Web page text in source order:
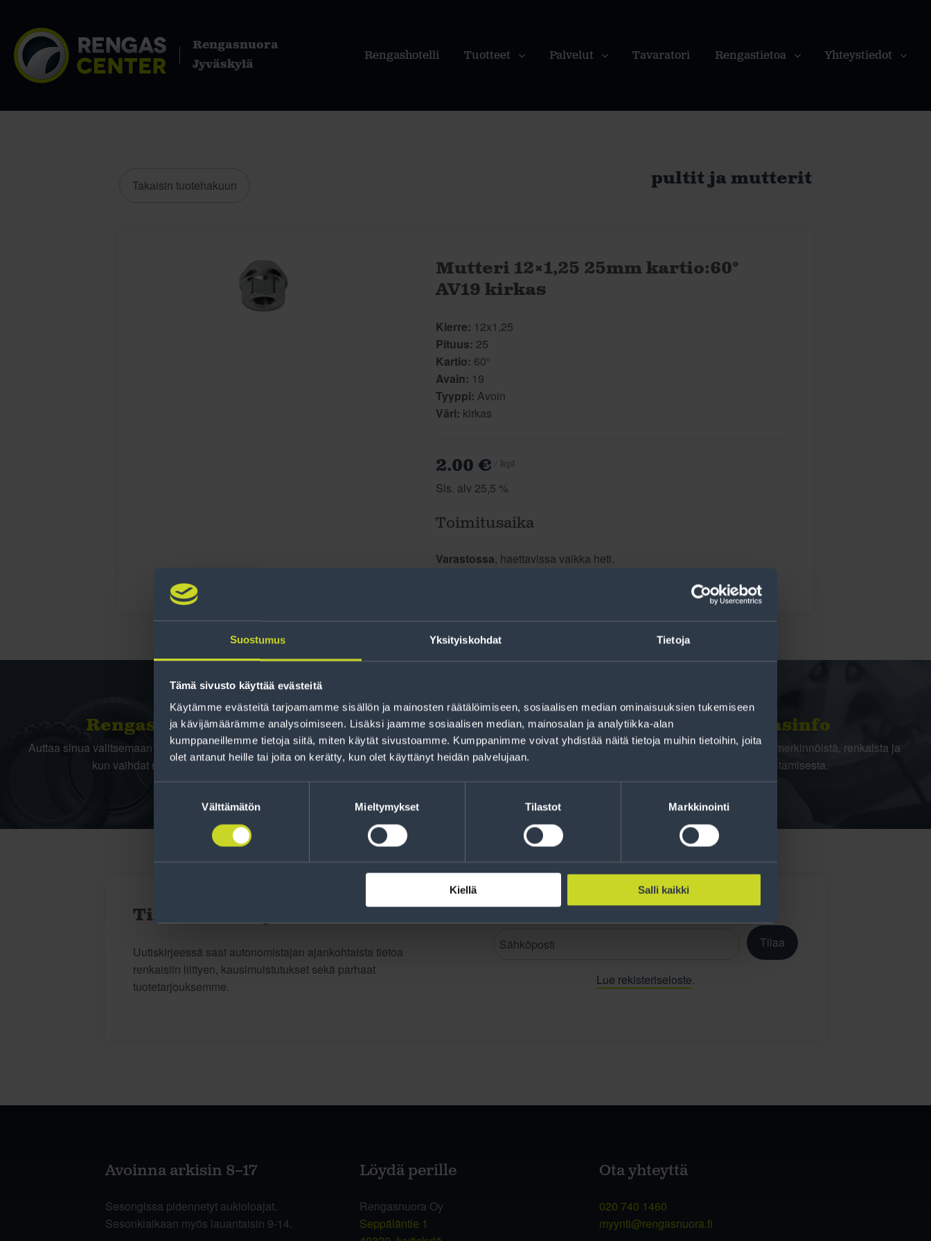
Suostumus Yksityiskohdat Tietoja
Tämä sivusto käyttää evästeitä
Käytämme evästeitä tarjoamamme sisällön ja mainosten räätälöimiseen, sosiaalisen median ominaisuuksien tukemiseen
ja kävijämäärämme analysoimiseen. Lisäksi jaamme sosiaalisen median, mainosalan ja analytiikka-alan
kumppaneillemme tietoja siitä, miten käytät sivustoamme. Kumppanimme voivat yhdistää näitä tietoja muihin tietoihin, joita
olet antanut heille tai joita on kerätty, kun olet käyttänyt heidän palvelujaan.
Välttämätön Mieltymykset Tilastot Markkinointi
Kiellä Salli kaikki
Rengasnuora
Jyväskylä
Rengashotelli Tuotteet Palvelut Tavaratori Rengastietoa Yhteystiedot
Takaisin tuotehakuun pultit ja mutterit
Mutteri 12×1,25 25mm kartio:60°
AV19 kirkas
Kierre: 12x1,25
Pituus: 25
Kartio: 60°
Avain: 19
Tyyppi: Avoin
Väri: kirkas
2.00 €
Sis. alv 25,5 %
Toimitusaika
Varastossa, haettavissa vaikka heti.
Rengas­laskuri
Auttaa sinua valitsemaan oikean kokoisen renkaan,
kun vaihdat rengaskokoa.
Rahoitus
Tee ostoksesi RengasCenter-tilillä. Saat
maksuaikaa renkaillesi.
Rengasinfo
Tavallisen ihmisen tietoa merkinnöistä, renkaista ja
niiden huoltamisesta.
Tilaa uutiskirje
Uutiskirjeessä saat autonomistajan ajankohtaista tietoa
renkaisiin liittyen, kausimuistutukset sekä parhaat
tuotetarjouksemme.
Tilaa
Lue rekisteriseloste.
Avoinna arkisin 8–17
Sesongissa pidennetyt aukioloajat.
Sesonkiaikaan myös lauantaisin 9-14.
Löydä perille
Rengasnuora Oy
Seppäläntie 1
Ota yhteyttä
020 740 1460
myynti@rengasnuora.fi